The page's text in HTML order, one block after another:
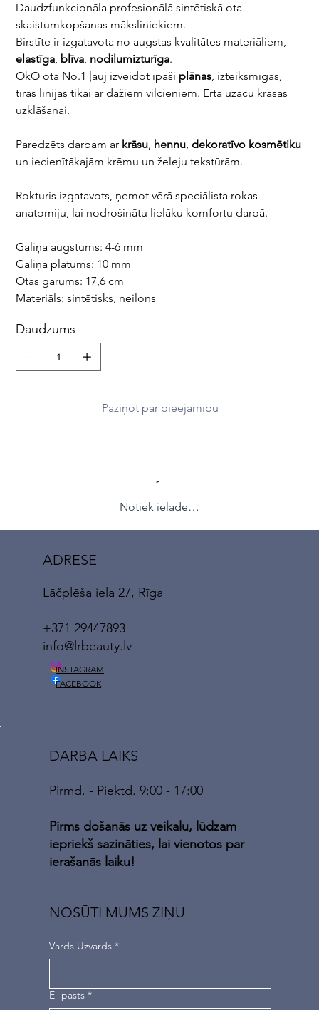
Daudzfunkcionāla profesionālā sintētiskā ota
skaistumkopšanas māksliniekiem.
Birstīte ir izgatavota no augstas kvalitātes materiāliem,
elastīga, blīva, nodilumizturīga.
OkO ota No.1 ļauj izveidot īpaši plānas, izteiksmīgas,
tīras līnijas tikai ar dažiem vilcieniem. Ērta uzacu krāsas
uzklāšanai.
Paredzēts darbam ar krāsu, hennu,dekoratīvo kosmētiku
un iecienītākajām krēmu un želeju tekstūrām.
Rokturis izgatavots, ņemot vērā speciālista rokas
anatomiju, lai nodrošinātu lielāku komfortu darbā.
Galiņa augstums: 4-6 mm
Galiņa platums: 10 mm
Otas garums: 17,6 cm
Materiāls: sintētisks, neilons
Daudzums
Paziņot par pieejamību
Notiek ielāde…
ADRESE
Lāčplēša iela 27, Rīga
+371 29447893
info@lrbeauty.lv
INSTAGRAM
FACEBOOK
DARBA LAIKS
Pirmd. - Piektd. 9:00 - 17:00
Pirms došanās uz veikalu, lūdzam
iepriekš sazināties, lai vienotos par
ierašanās laiku!
NOSŪTI MUMS ZIŅU
Vārds Uzvārds *
E- pasts *